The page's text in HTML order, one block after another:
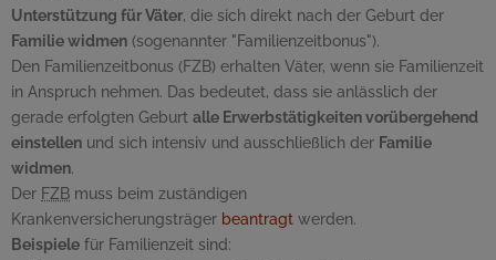
Unterstützung für Väter, die sich direkt nach der Geburt der
Familie widmen (sogenannter "Familienzeitbonus").
Den Familienzeitbonus (FZB) erhalten Väter, wenn sie Familienzeit
in Anspruch nehmen. Das bedeutet, dass sie anlässlich der
gerade erfolgten Geburt alle Erwerbstätigkeiten vorübergehend
einstellen und sich intensiv und ausschließlich der Familie
widmen.
Der FZB muss beim zuständigen
Krankenversicherungsträger beantragt werden.
Beispiele für Familienzeit sind: